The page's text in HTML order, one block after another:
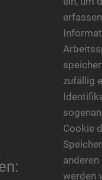
zufällig
Cookie
werden